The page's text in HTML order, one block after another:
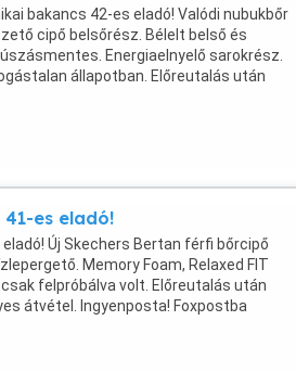
bakancs 42-es eladó! Valódi nubukbőr
cipő belsőrész. Bélelt belső és
Energiaelnyelő sarokrész.
állapotban. Előreutalás után
es eladó!
Új Skechers Bertan férfi bőrcipő
Memory Foam, Relaxed FIT
felpróbálva volt. Előreutalás után
átvétel. Ingyenposta! Foxpostba